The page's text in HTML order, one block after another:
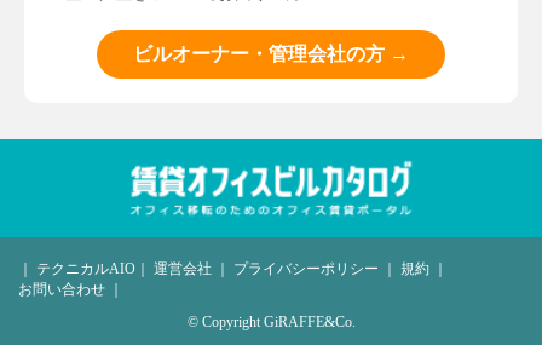
ビルオーナー・管理会社の方 →
｜ テクニカルAIO ｜ 運営会社 ｜ プライバシーポリシー ｜ 規約 ｜
お問い合わせ ｜
© Copyright GiRAFFE&Co.